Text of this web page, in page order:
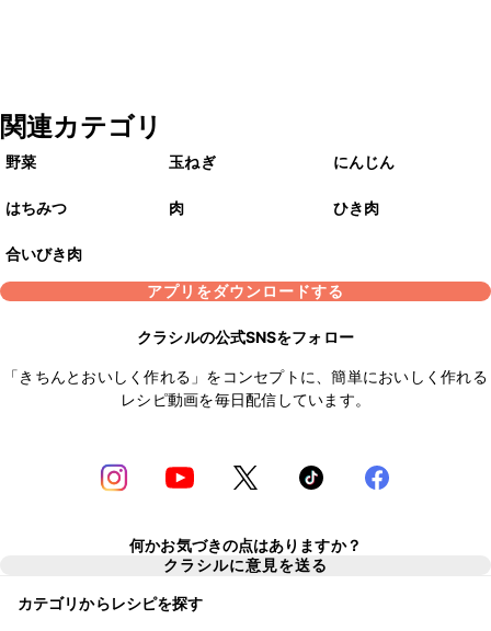
関連カテゴリ
野菜 玉ねぎ にんじん
はちみつ 肉 ひき肉
合いびき肉
アプリをダウンロードする
クラシルの公式SNSをフォロー
「きちんとおいしく作れる」をコンセプトに、簡単においしく作れる
レシピ動画を毎日配信しています。
何かお気づきの点はありますか？
クラシルに意見を送る
カテゴリからレシピを探す